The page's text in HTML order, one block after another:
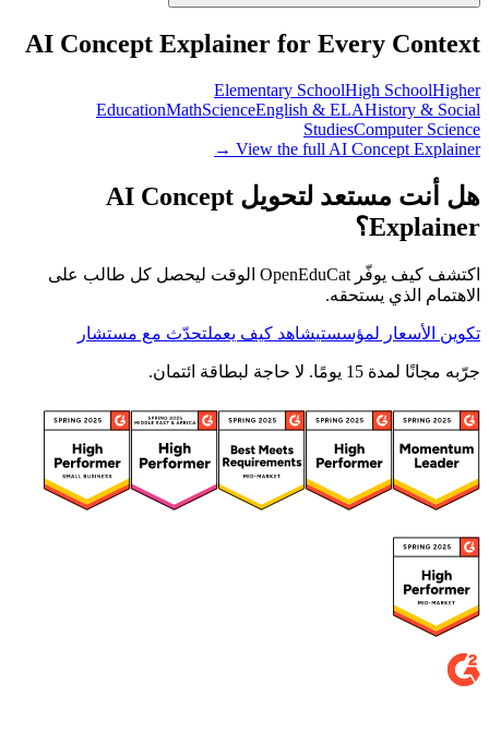
AI Concept Explainer for Every Context
Elementary SchoolHigh SchoolHigher
EducationMathScienceEnglish & ELAHistory & Social
StudiesComputer Science
View the full AI Concept Explainer →
هل أنت مستعد لتحويل AI Concept
Explainer؟
اكتشف كيف يوفّر OpenEduCat الوقت ليحصل كل طالب على
الاهتمام الذي يستحقه.
تكوين الأسعار لمؤسستيشاهد كيف يعملتحدّث مع مستشار
جرّبه مجانًا لمدة 15 يومًا. لا حاجة لبطاقة ائتمان.